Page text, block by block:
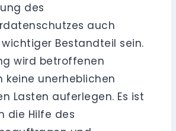
des
auch
Bestandteil sein.
wird betroffenen
keine unerheblichen
Lasten auferlegen. Es ist
die Hilfe des